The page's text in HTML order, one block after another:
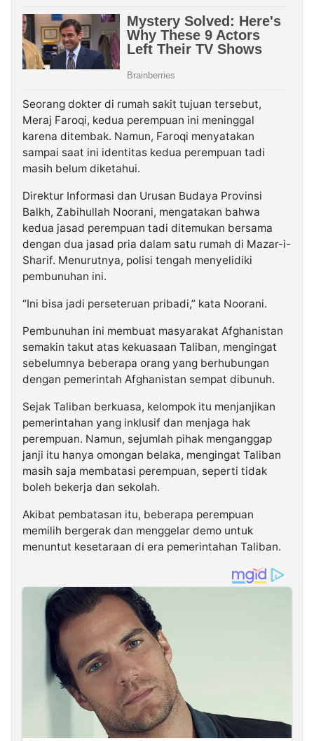
Seorang dokter di rumah sakit tujuan tersebut,
Meraj Faroqi, kedua perempuan ini meninggal
karena ditembak. Namun, Faroqi menyatakan
sampai saat ini identitas kedua perempuan tadi
masih belum diketahui.
Direktur Informasi dan Urusan Budaya Provinsi
Balkh, Zabihullah Noorani, mengatakan bahwa
kedua jasad perempuan tadi ditemukan bersama
dengan dua jasad pria dalam satu rumah di Mazar-i-
Sharif. Menurutnya, polisi tengah menyelidiki
pembunuhan ini.
“Ini bisa jadi perseteruan pribadi,” kata Noorani.
Pembunuhan ini membuat masyarakat Afghanistan
semakin takut atas kekuasaan Taliban, mengingat
sebelumnya beberapa orang yang berhubungan
dengan pemerintah Afghanistan sempat dibunuh.
Sejak Taliban berkuasa, kelompok itu menjanjikan
pemerintahan yang inklusif dan menjaga hak
perempuan. Namun, sejumlah pihak menganggap
janji itu hanya omongan belaka, mengingat Taliban
masih saja membatasi perempuan, seperti tidak
boleh bekerja dan sekolah.
Akibat pembatasan itu, beberapa perempuan
memilih bergerak dan menggelar demo untuk
menuntut kesetaraan di era pemerintahan Taliban.